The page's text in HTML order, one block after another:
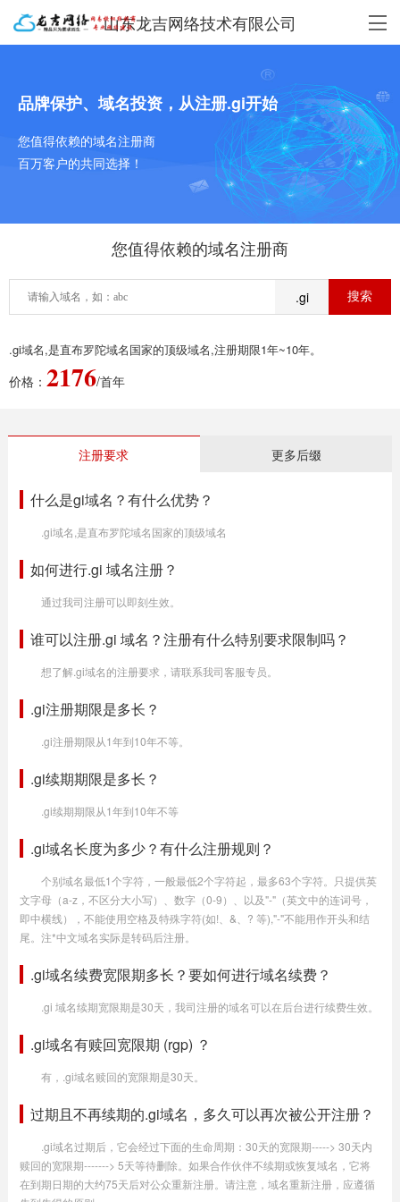
山东龙吉网络技术有限公司
品牌保护、域名投资，从注册.gi开始
您值得依赖的域名注册商
百万客户的共同选择！
您值得依赖的域名注册商
.gi
.gi域名,是直布罗陀域名国家的顶级域名,注册期限1年~10年。
价格： 2176/首年
注册要求 更多后缀
什么是gi域名？有什么优势？
.gi域名,是直布罗陀域名国家的顶级域名
如何进行.gi 域名注册？
通过我司注册可以即刻生效。
谁可以注册.gi 域名？注册有什么特别要求限制吗？
想了解.gi域名的注册要求，请联系我司客服专员。
.gi注册期限是多长？
.gi注册期限从1年到10年不等。
.gi续期期限是多长？
.gi续期期限从1年到10年不等
.gi域名长度为多少？有什么注册规则？
个别域名最低1个字符，一般最低2个字符起，最多63个字符。只提供英
文字母（a-z，不区分大小写）、数字（0-9）、以及"-"（英文中的连词号，
即中横线），不能使用空格及特殊字符(如!、&、? 等),"-"不能用作开头和结
尾。注*中文域名实际是转码后注册。
.gi域名续费宽限期多长？要如何进行域名续费？
.gi 域名续期宽限期是30天，我司注册的域名可以在后台进行续费生效。
.gi域名有赎回宽限期 (rgp) ？
有，.gi域名赎回的宽限期是30天。
过期且不再续期的.gi域名，多久可以再次被公开注册？
.gi域名过期后，它会经过下面的生命周期：30天的宽限期-----> 30天内
赎回的宽限期-------> 5天等待删除。如果合作伙伴不续期或恢复域名，它将
在到期日期的大约75天后对公众重新注册。请注意，域名重新注册，应遵循